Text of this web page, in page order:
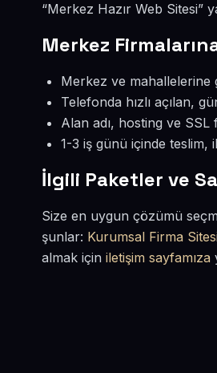
“Merkez Hazır Web Sitesi”
Merkez
Merkez ve mahallelerine
Telefonda hızlı açılan,
Alan adı, hosting ve SSL
1-3 iş günü içinde teslim,
İlgili Paketler ve
Size en uygun çözümü
şunlar: Kurumsal Firma
almak için iletişim sayfamıza